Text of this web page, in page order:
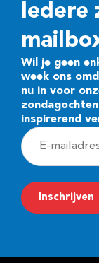
Iedere
Wil je geen
week ons
nu in voor
inspirerend
E
-
m
a
Inschrijven